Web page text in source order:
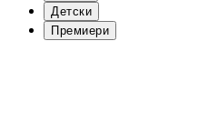
Детски
Премиери